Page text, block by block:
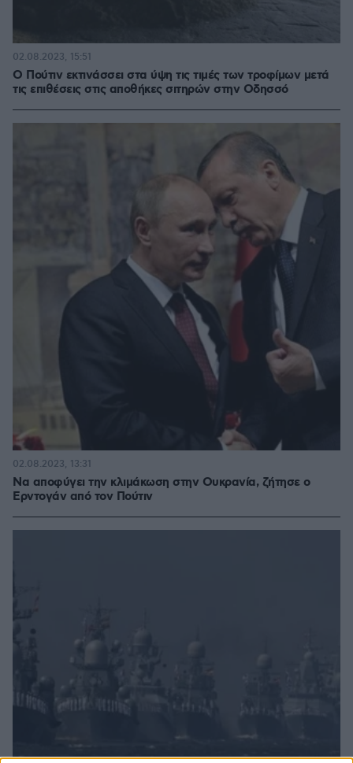
Ο Πούτιν εκτινάσσει στα ύψη τις τιμές των τροφίμων μετά
τις επιθέσεις στις αποθήκες σιτηρών στην Οδησσό
02.08.2023, 15:51
Να αποφύγει την κλιμάκωση στην Ουκρανία, ζήτησε ο
Ερντογάν από τον Πούτιν
02.08.2023, 13:31